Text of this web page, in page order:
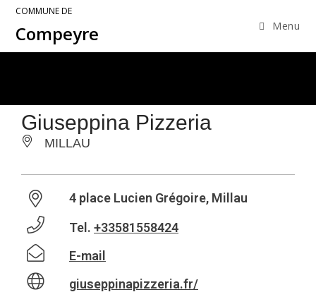
COMMUNE DE
Compeyre Menu
Giuseppina Pizzeria
MILLAU
4 place Lucien Grégoire, Millau
Tel. +33581558424
E-mail
giuseppinapizzeria.fr/